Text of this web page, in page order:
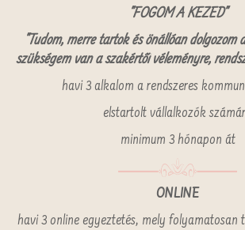
"FOGOM A KEZED"
"Tudom, merre tartok és önállóan dolgozom
szükségem van a szakértői véleményre,
havi 3 alkalom a rendszeres
elstartolt vállalkozók
minimum 3 hónapon át
ONLINE
havi 3 online egyeztetés, mely folyamatosan